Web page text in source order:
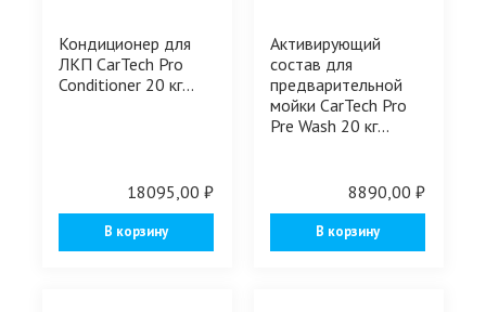
Кондиционер для
ЛКП CarTech Pro
Conditioner 20 кг...
18095,00 ₽
В корзину
Активирующий
состав для
предварительной
мойки CarTech Pro
Pre Wash 20 кг...
8890,00 ₽
В корзину